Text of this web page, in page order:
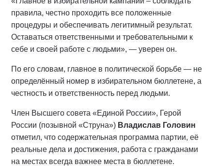
правила, честно проходить все положенные
процедуры и обеспечивать легитимный результат.
Оставаться ответственными и требовательными к
себе и своей работе с людьми», — уверен он.
По его словам, главное в политической борьбе — не
определённый номер в избирательном бюллетене, а
честность и ответственность перед людьми.
Член Высшего совета «Единой России», Герой
России (позывной «Струна») Владислав Головин
отметил, что содержательная программа партии, её
реальные дела и достижения, работа с гражданами
на местах всегда важнее места в бюллетене.